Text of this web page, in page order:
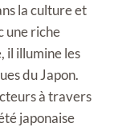
la culture et
une riche
il illumine les
du Japon.
à travers
japonaise